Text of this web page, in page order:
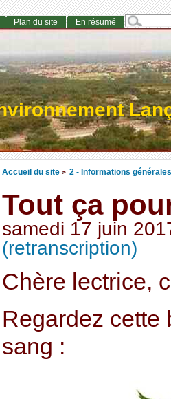
Accueil du site > 2 - Informations générales
Tout ça
samedi 17 juin
(retranscription)
Chère lectrice,
Regardez cette
sang :
Plan du site En résumé